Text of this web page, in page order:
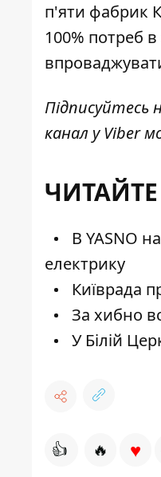
п'яти фабрик
100% потреб
Підписуйтесь
канал у Viber
В YASNO
електрику
Київрада
За хибно
У Білій
👍 🔥 ♥